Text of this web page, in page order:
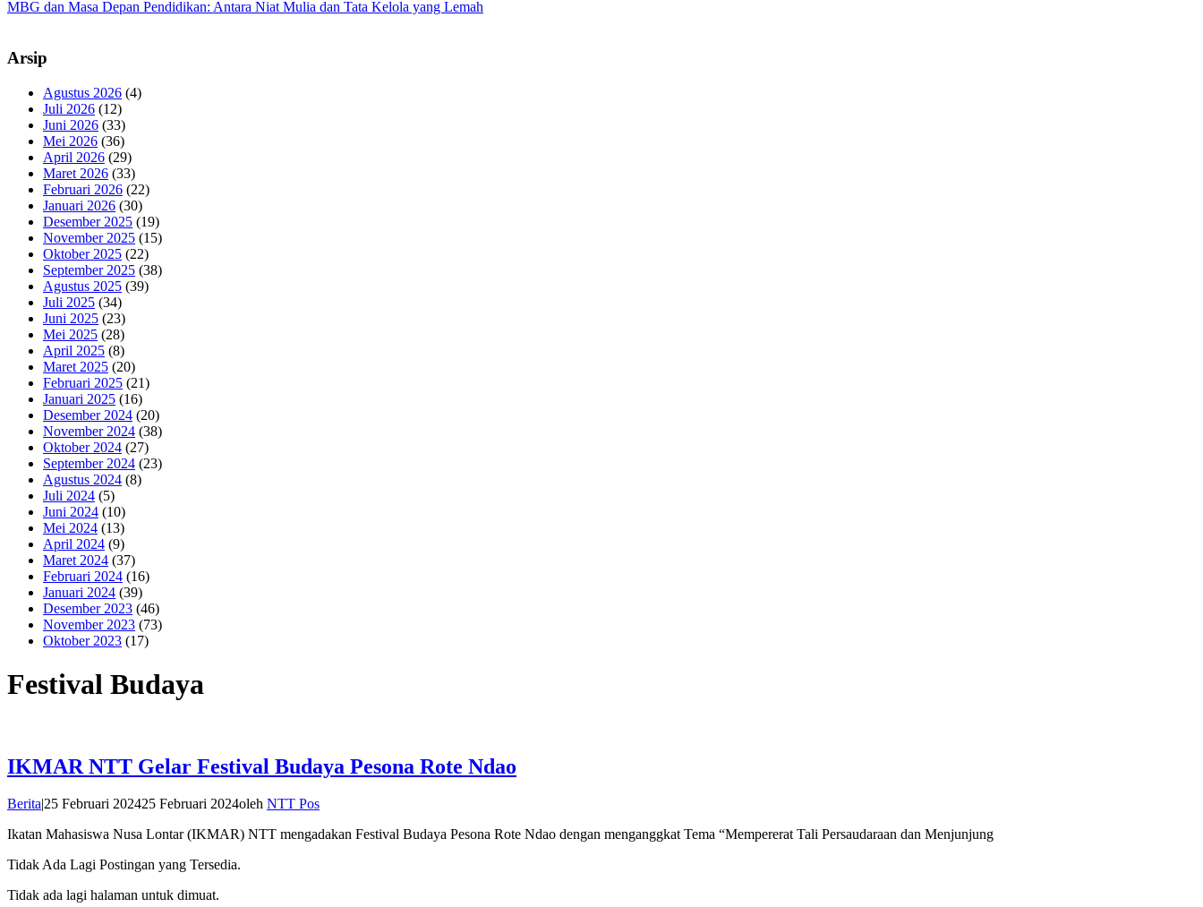
MBG dan Masa Depan Pendidikan: Antara Niat Mulia dan Tata Kelola yang Lemah
Arsip
Agustus 2026 (4)
Juli 2026 (12)
Juni 2026 (33)
Mei 2026 (36)
April 2026 (29)
Maret 2026 (33)
Februari 2026 (22)
Januari 2026 (30)
Desember 2025 (19)
November 2025 (15)
Oktober 2025 (22)
September 2025 (38)
Agustus 2025 (39)
Juli 2025 (34)
Juni 2025 (23)
Mei 2025 (28)
April 2025 (8)
Maret 2025 (20)
Februari 2025 (21)
Januari 2025 (16)
Desember 2024 (20)
November 2024 (38)
Oktober 2024 (27)
September 2024 (23)
Agustus 2024 (8)
Juli 2024 (5)
Juni 2024 (10)
Mei 2024 (13)
April 2024 (9)
Maret 2024 (37)
Februari 2024 (16)
Januari 2024 (39)
Desember 2023 (46)
November 2023 (73)
Oktober 2023 (17)
Festival Budaya
IKMAR NTT Gelar Festival Budaya Pesona Rote Ndao
Berita25 Februari 202425 Februari 2024oleh NTT Pos
Ikatan Mahasiswa Nusa Lontar (IKMAR) NTT mengadakan Festival Budaya Pesona Rote Ndao dengan menganggkat Tema “Mempererat Tali Persaudaraan dan Menjunjung
Tidak Ada Lagi Postingan yang Tersedia.
Tidak ada lagi halaman untuk dimuat.